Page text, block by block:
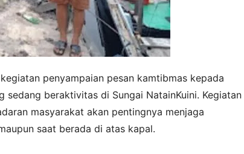
penyampaian pesan kamtibmas kepada
beraktivitas di Sungai NatainKuini. Kegiatan
masyarakat akan pentingnya menjaga
saat berada di atas kapal.